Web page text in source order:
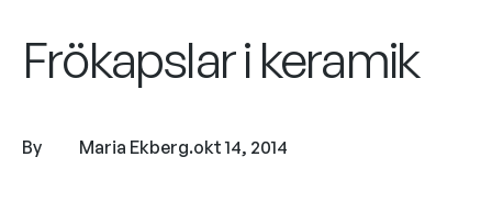
Frökapslar i keramik
By Maria Ekberg.okt 14, 2014